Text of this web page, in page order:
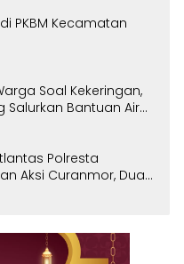
PKBM Kecamatan
Soal Kekeringan,
Salurkan Bantuan Air
Polresta
Aksi Curanmor, Dua